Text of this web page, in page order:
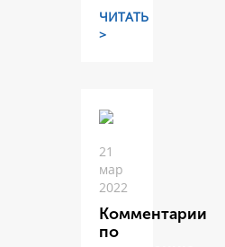
ЧИТАТЬ
>
21
мар
2022
Комментарии
по